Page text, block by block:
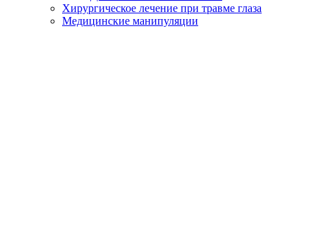
Хирургическое лечение при травме глаза
Медицинские манипуляции